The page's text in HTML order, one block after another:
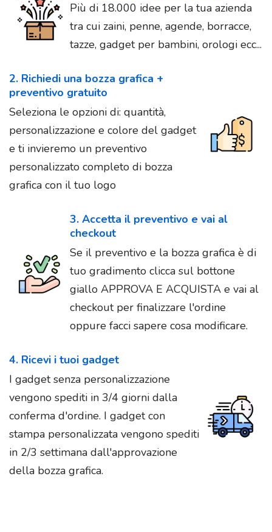
Più di 18.000 idee per la tua azienda
tra cui zaini, penne, agende, borracce,
tazze, gadget per bambini, orologi ecc...
2. Richiedi una bozza grafica +
preventivo gratuito
Seleziona le opzioni di: quantità,
personalizzazione e colore del gadget
e ti invieremo un preventivo
personalizzato completo di bozza
grafica con il tuo logo
3. Accetta il preventivo e vai al
checkout
Se il preventivo e la bozza grafica è di
tuo gradimento clicca sul bottone
giallo APPROVA E ACQUISTA e vai al
checkout per finalizzare l'ordine
oppure facci sapere cosa modificare.
4. Ricevi i tuoi gadget
I gadget senza personalizzazione
vengono spediti in 3/4 giorni dalla
conferma d'ordine. I gadget con
stampa personalizzata vengono spediti
in 2/3 settimana dall'approvazione
della bozza grafica.